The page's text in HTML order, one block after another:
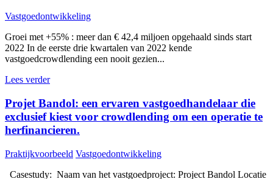
Vastgoedontwikkeling
Groei met +55% : meer dan € 42,4 miljoen opgehaald sinds start
2022 In de eerste drie kwartalen van 2022 kende
vastgoedcrowdlending een nooit gezien...
Lees verder
Projet Bandol: een ervaren vastgoedhandelaar die
exclusief kiest voor crowdlending om een operatie te
herfinancieren.
Praktijkvoorbeeld Vastgoedontwikkeling
Casestudy: Naam van het vastgoedproject: Project Bandol Locatie